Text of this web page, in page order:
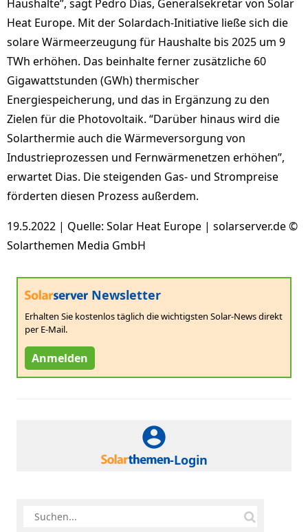
Haushalte”, sagt Pedro Dias, Generalsekretär von Solar
Heat Europe. Mit der Solardach-Initiative ließe sich die
solare Wärmeerzeugung für Haushalte bis 2025 um 9
TWh erhöhen. Das beinhalte ferner zusätzliche 60
Gigawattstunden (GWh) thermischer
Energiespeicherung, und das in Ergänzung zu den
Zielen für die Photovoltaik. “Darüber hinaus wird die
Solarthermie auch die Wärmeversorgung von
Industrieprozessen und Fernwärmenetzen erhöhen”,
erwartet Dias. Die steigenden Gas- und Strompreise
förderten diesen Prozess außerdem.
19.5.2022 | Quelle: Solar Heat Europe | solarserver.de ©
Solarthemen Media GmbH
Newsletter
Erhalten Sie kostenlos täglich die wichtigsten Solar-News direkt
per E-Mail.
Anmelden
-Login